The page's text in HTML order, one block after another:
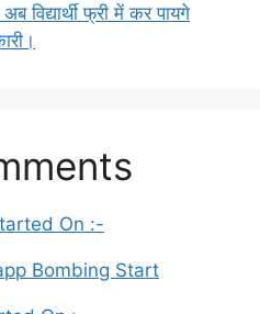
फ्री में कर पायगे
On :-
Bombing Start